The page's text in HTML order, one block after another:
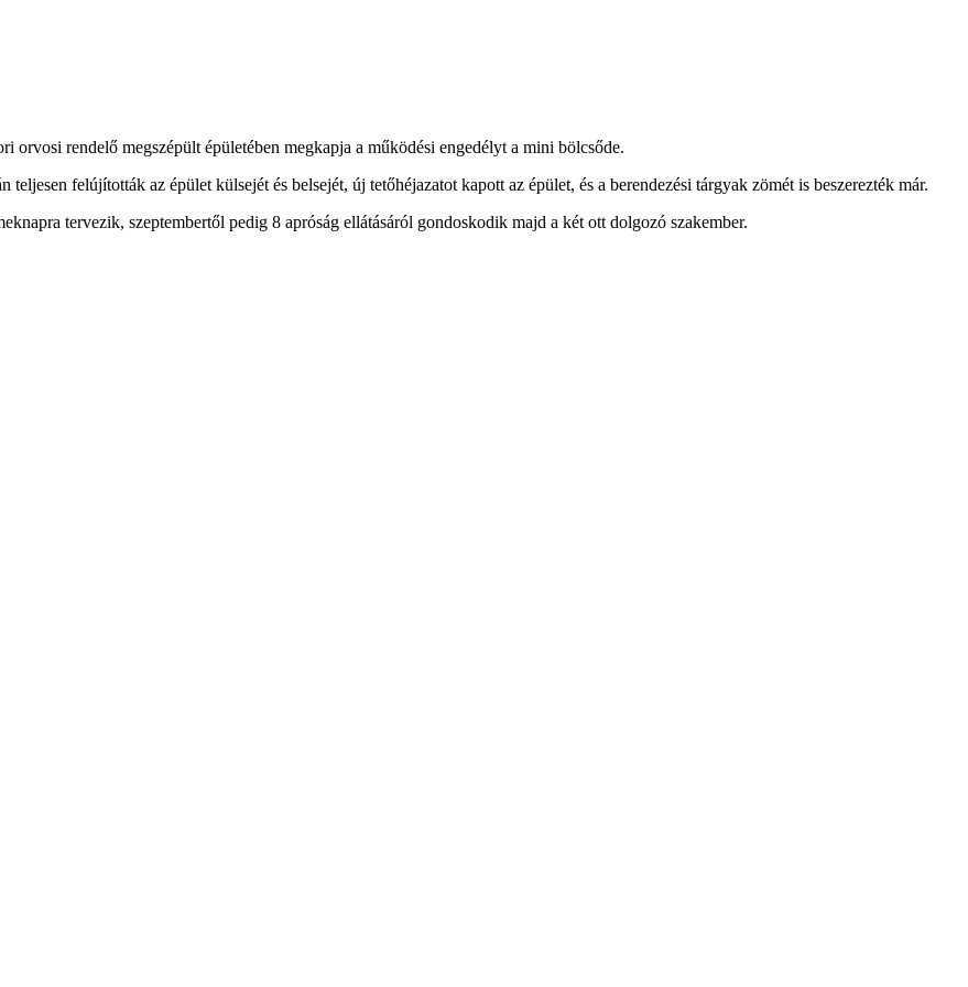
orvosi rendelő megszépült épületében megkapja a működési engedélyt a mini bölcsőde.
felújították az épület külsejét és belsejét, új tetőhéjazatot kapott az épület, és a berendezési tárgyak zömét is beszerezték már.
tervezik, szeptembertől pedig 8 apróság ellátásáról gondoskodik majd a két ott dolgozó szakember.